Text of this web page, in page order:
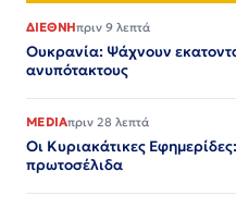
ΔΙΕΘΝΗπριν 9 λεπτά
Ουκρανία: Ψάχνουν
ανυπότακτους
MEDIAπριν 28 λεπτά
Οι Κυριακάτικες
πρωτοσέλιδα